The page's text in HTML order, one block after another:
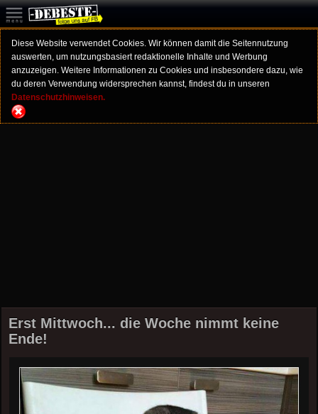
Diese Website verwendet Cookies. Wir können damit die Seitennutzung
auswerten, um nutzungsbasiert redaktionelle Inhalte und Werbung
anzuzeigen. Weitere Informationen zu Cookies und insbesondere dazu, wie
du deren Verwendung widersprechen kannst, findest du in unseren
Datenschutzhinweisen.
Erst Mittwoch... die Woche nimmt keine
Ende!